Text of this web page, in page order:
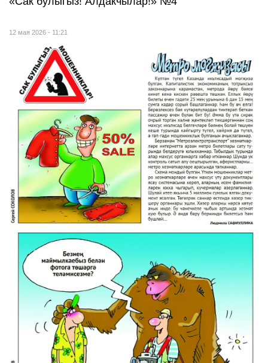
12 мая 2026 - 11:21